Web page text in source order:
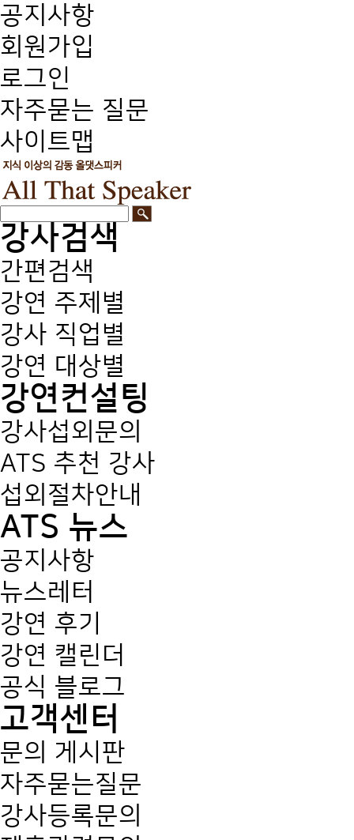
공지사항
회원가입
로그인
자주묻는 질문
사이트맵
강사검색
간편검색
강연 주제별
강사 직업별
강연 대상별
강연컨설팅
강사섭외문의
ATS 추천 강사
섭외절차안내
ATS 뉴스
공지사항
뉴스레터
강연 후기
강연 캘린더
공식 블로그
고객센터
문의 게시판
자주묻는질문
강사등록문의